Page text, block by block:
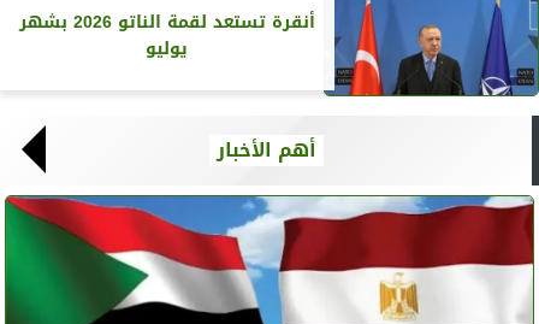
أنقرة تستعد لقمة الناتو 2026 بشهر
يوليو
أهم الأخبار